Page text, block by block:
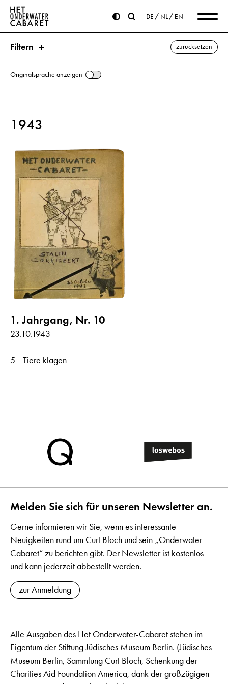
DE NL EN
Filtern zurücksetzen
Hyäne ⌫
Floh Hund Katze Löwe Maus
Pferd
Schakal Tier
alle anzeigen
Gedichte mit Audiobeitrag
Jahr
alle Oktober
Originalsprache anzeigen
1943
1. Jahrgang, Nr. 10
23.10.1943
5 Tiere klagen
Melden Sie sich für unseren Newsletter an.
Gerne informieren wir Sie, wenn es interessante
Neuigkeiten rund um Curt Bloch und sein „Onderwater-
Cabaret“ zu berichten gibt. Der Newsletter ist kostenlos
und kann jederzeit abbestellt werden.
zur Anmeldung
Alle Ausgaben des Het Onderwater-Cabaret stehen im
Eigentum der Stiftung Jüdisches Museum Berlin. (Jüdisches
Museum Berlin, Sammlung Curt Bloch, Schenkung der
Charities Aid Foundation America, dank der großzügigen